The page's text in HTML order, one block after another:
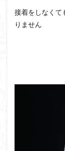
接着をしなくて
りません